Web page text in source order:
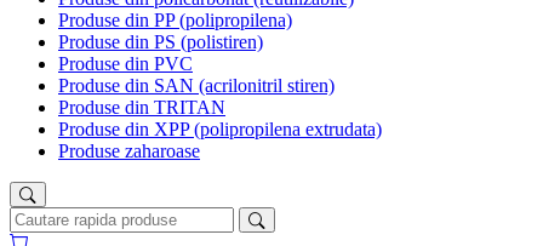
Produse din PP (polipropilena)
Produse din PS (polistiren)
Produse din PVC
Produse din SAN (acrilonitril stiren)
Produse din TRITAN
Produse din XPP (polipropilena extrudata)
Produse zaharoase